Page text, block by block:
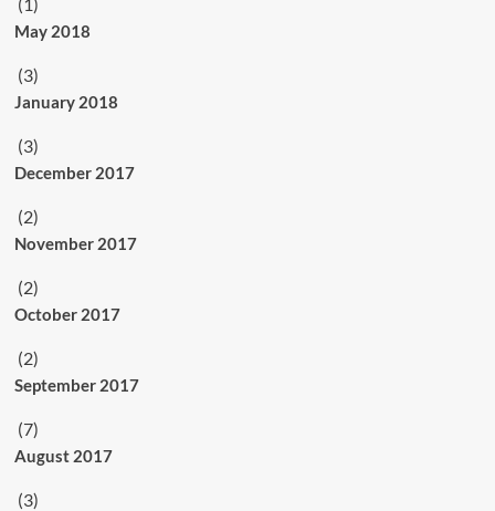
May 2018
(3)
January 2018
(3)
December 2017
(2)
November 2017
(2)
October 2017
(2)
September 2017
(7)
August 2017
(3)